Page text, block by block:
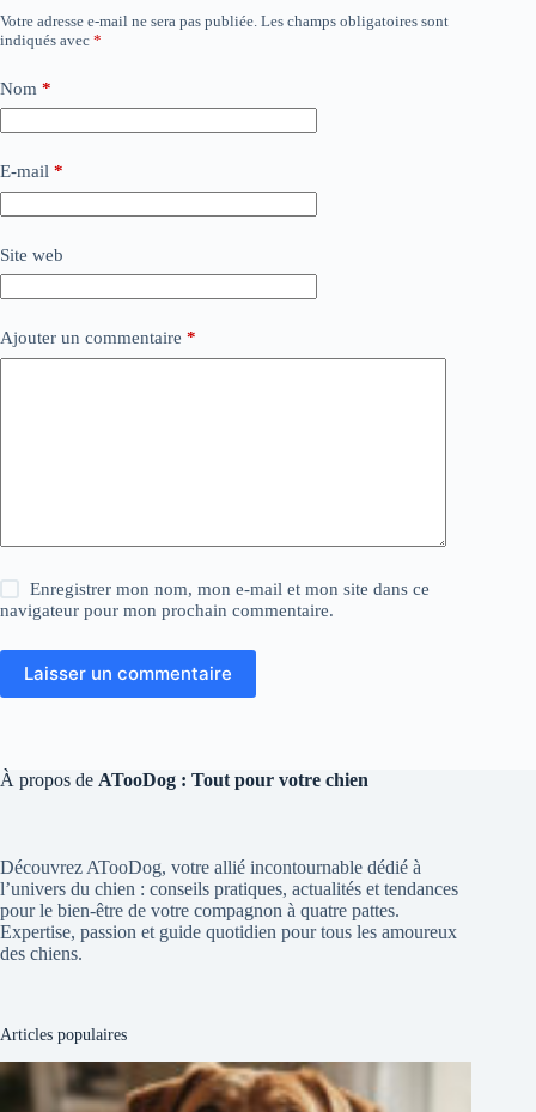
Votre adresse e-mail ne sera pas publiée. Les champs obligatoires sont
indiqués avec *
Nom *
E-mail *
Site web
Ajouter un commentaire *
Enregistrer mon nom, mon e-mail et mon site dans ce
navigateur pour mon prochain commentaire.
Laisser un commentaire
À propos de ATooDog : Tout pour votre chien
Découvrez ATooDog, votre allié incontournable dédié à
l’univers du chien : conseils pratiques, actualités et tendances
pour le bien-être de votre compagnon à quatre pattes.
Expertise, passion et guide quotidien pour tous les amoureux
des chiens.
Articles populaires